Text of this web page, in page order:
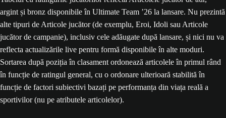
argint și bronz disponibile în Ultimate Team ’26 la lansare. Nu prezintă
alte tipuri de Articole jucător (de exemplu, Eroi, Idoli sau Articole
jucător de campanie), inclusiv cele adăugate după lansare, și nici nu va
reflecta actualizările live pentru formă disponibile în alte moduri.
Sortarea după poziția în clasament ordonează articolele în primul rând
în funcție de ratingul general, cu o ordonare ulterioară stabilită în
funcție de factori subiectivi bazați pe performanța din viața reală a
sportivilor (nu pe atributele articolelor).